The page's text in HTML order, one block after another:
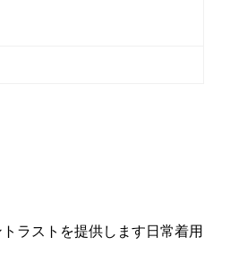
ラストを提供します日常着用